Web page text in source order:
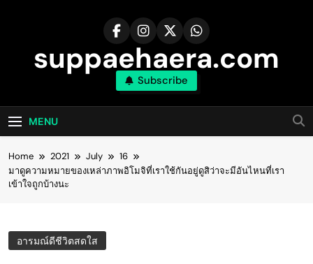
suppaehaera.com
Subscribe
MENU
Home 2021 July
16
มาดูความหมายของเหล่าภาพอิโมจิที่เราใช้กันอยู่ดูสิว่าจะมีอันไหนที่เรา
เข้าใจถูกบ้างนะ
อารมณ์ดีชีวิตสดใส